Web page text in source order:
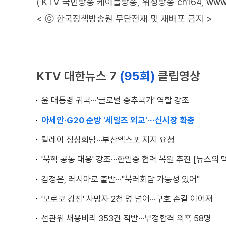
< ⓒ 한국정책방송원 무단전재 및 재배포 금지 >
KTV 대한뉴스 7 (95회) 클립영상
윤 대통령 귀국···'글로벌 중추국가' 역할 강조
아세안·G20 순방 '세일즈 외교'···신시장 확충
릴레이 정상회담···부산엑스포 지지 요청
'북핵 공동 대응' 강조···한일중 협력 복원 추진 [뉴스의
김정은, 러시아로 출발···"북러회담 가능성 있어"
'모로코 강진' 사망자 2천 명 넘어···구호 손길 이어져
선관위 채용비리 353건 적발···부정합격 의혹 58명